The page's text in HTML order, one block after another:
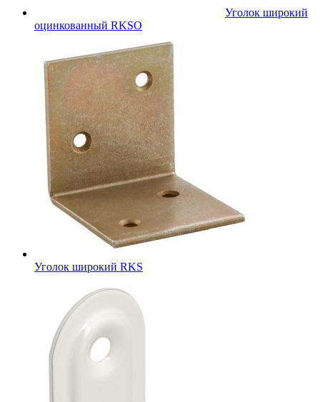
Уголок широкий
оцинкованный RKSО
Уголок широкий RKS